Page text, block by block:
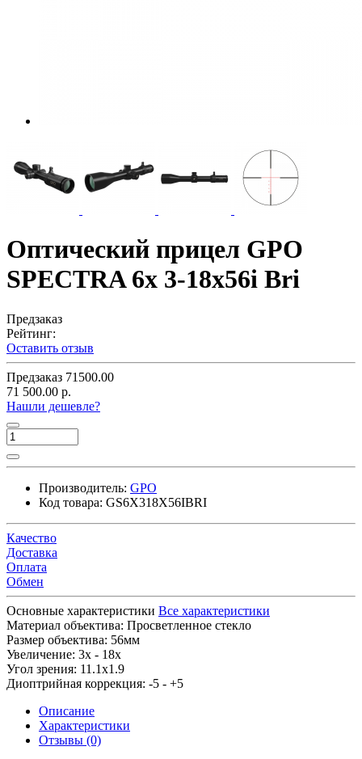
Оптический прицел GPO
SPECTRA 6x 3-18x56i Bri
Предзаказ
Рейтинг:
Оставить отзыв
Предзаказ 71500.00
71 500.00 р.
Нашли дешевле?
Производитель: GPO
Код товара: GS6X318X56IBRI
Качество
Доставка
Оплата
Обмен
Основные характеристики Все характеристики
Материал объектива: Просветленное стекло
Размер объектива: 56мм
Увеличение: 3x - 18x
Угол зрения: 11.1x1.9
Диоптрийная коррекция: -5 - +5
Описание
Характеристики
Отзывы (0)